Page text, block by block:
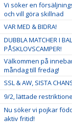
Vi söker en
och vill göra skillnad
VAR MED & BIDRA!
DUBBLA MATCHER I
PÅSKLOVSCAMPER!
Välkommen på
måndag till fredag!
SSL & AW, SISTA
9/2, lättade
Nu söker vi pojkar
aktiv fritid!